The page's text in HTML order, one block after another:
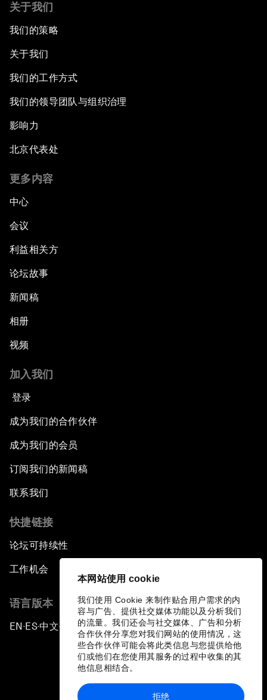
本网站使用 cookie
我们使用 Cookie 来制作贴合用户需求的内
容与广告、提供社交媒体功能以及分析我们
的流量。我们还会与社交媒体、广告和分析
合作伙伴分享您对我们网站的使用情况，这
些合作伙伴可能会将此类信息与您提供给他
们或他们在您使用其服务的过程中收集的其
他信息相结合。
拒绝
关于我们
我们的策略
关于我们
我们的工作方式
我们的领导团队与组织治理
影响力
北京代表处
更多内容
中心
会议
利益相关方
论坛故事
新闻稿
相册
视频
加入我们
登录
成为我们的合作伙伴
成为我们的会员
订阅我们的新闻稿
联系我们
快捷链接
论坛可持续性
工作机会
语言版本
EN ▪ ES▪中文▪ 日本語